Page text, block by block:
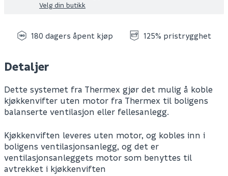
Velg din butikk
180 dagers åpent kjøp 125% pristrygghet
Detaljer
Dette systemet fra Thermex gjør det mulig å koble
kjøkkenvifter uten motor fra Thermex til boligens
balanserte ventilasjon eller fellesanlegg.
Kjøkkenviften leveres uten motor, og kobles inn i
boligens ventilasjonsanlegg, og det er
ventilasjonsanleggets motor som benyttes til
avtrekket i kjøkkenviften